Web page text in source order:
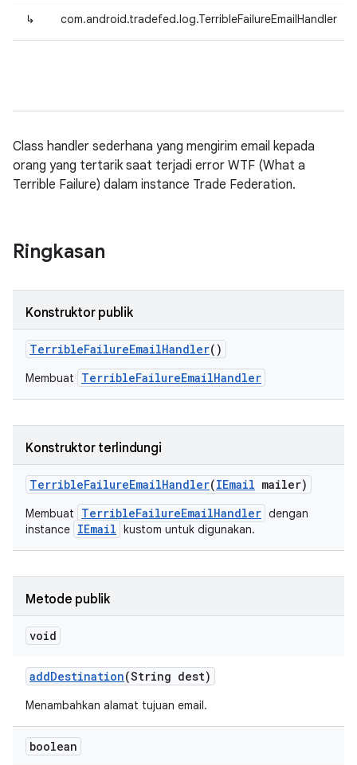
↳ com.android.tradefed.log.TerribleFailureEmailHandler
Class handler sederhana yang mengirim email kepada
orang yang tertarik saat terjadi error WTF (What a
Terrible Failure) dalam instance Trade Federation.
Ringkasan
Konstruktor publik
TerribleFailureEmailHandler()
Membuat TerribleFailureEmailHandler
Konstruktor terlindungi
TerribleFailureEmailHandler(IEmail mailer)
Membuat TerribleFailureEmailHandler dengan
instance IEmail kustom untuk digunakan.
Metode publik
void
addDestination(String dest)
Menambahkan alamat tujuan email.
boolean